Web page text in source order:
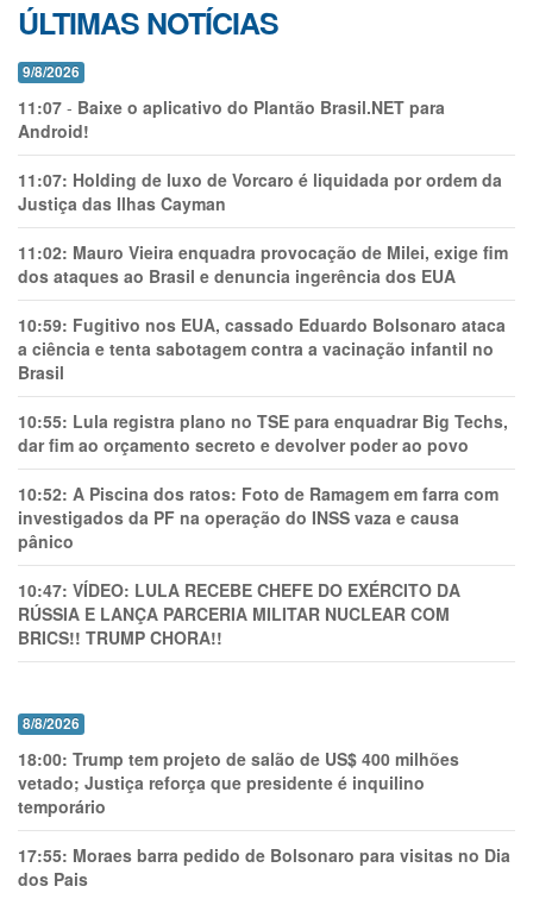
ÚLTIMAS NOTÍCIAS
9/8/2026
11:07 - Baixe o aplicativo do Plantão Brasil.NET para
Android!
11:07: Holding de luxo de Vorcaro é liquidada por ordem da
Justiça das Ilhas Cayman
11:02: Mauro Vieira enquadra provocação de Milei, exige fim
dos ataques ao Brasil e denuncia ingerência dos EUA
10:59: Fugitivo nos EUA, cassado Eduardo Bolsonaro ataca
a ciência e tenta sabotagem contra a vacinação infantil no
Brasil
10:55: Lula registra plano no TSE para enquadrar Big Techs,
dar fim ao orçamento secreto e devolver poder ao povo
10:52: A Piscina dos ratos: Foto de Ramagem em farra com
investigados da PF na operação do INSS vaza e causa
pânico
10:47: VÍDEO: LULA RECEBE CHEFE DO EXÉRCITO DA
RÚSSIA E LANÇA PARCERIA MILITAR NUCLEAR COM
BRICS!! TRUMP CHORA!!
8/8/2026
18:00: Trump tem projeto de salão de US$ 400 milhões
vetado; Justiça reforça que presidente é inquilino
temporário
17:55: Moraes barra pedido de Bolsonaro para visitas no Dia
dos Pais